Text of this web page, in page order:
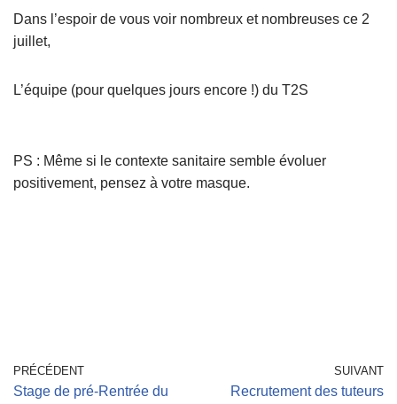
Dans l’espoir de vous voir nombreux et nombreuses ce 2
juillet,
L’équipe (pour quelques jours encore !) du T2S
PS : Même si le contexte sanitaire semble évoluer
positivement, pensez à votre masque.
PRÉCÉDENT
Stage de pré-Rentrée du
SUIVANT
Recrutement des tuteurs